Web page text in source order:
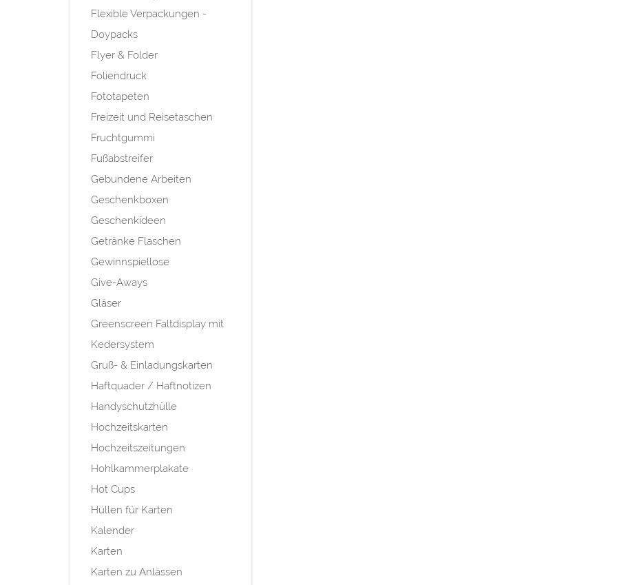
Flexible Verpackungen -
Doypacks
Flyer & Folder
Foliendruck
Fototapeten
Freizeit und Reisetaschen
Fruchtgummi
Fußabstreifer
Gebundene Arbeiten
Geschenkboxen
Geschenkideen
Getränke Flaschen
Gewinnspiellose
Give-Aways
Gläser
Greenscreen Faltdisplay mit
Kedersystem
Gruß- & Einladungskarten
Haftquader / Haftnotizen
Handyschutzhülle
Hochzeitskarten
Hochzeitszeitungen
Hohlkammerplakate
Hot Cups
Hüllen für Karten
Kalender
Karten
Karten zu Anlässen